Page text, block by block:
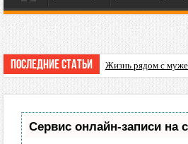
Последние статьи Жизнь рядом с
Что подарить на
Сервис онлайн-записи на